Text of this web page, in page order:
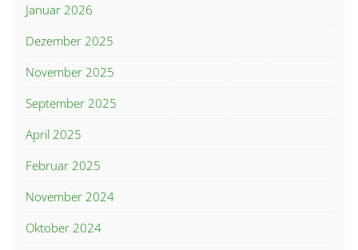
Januar 2026
Dezember 2025
November 2025
September 2025
April 2025
Februar 2025
November 2024
Oktober 2024